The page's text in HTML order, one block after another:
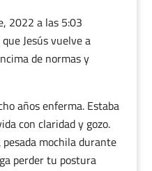
2022 a las 5:03
Jesús vuelve a
de normas y
años enferma. Estaba
con claridad y gozo.
mochila durante
perder tu postura